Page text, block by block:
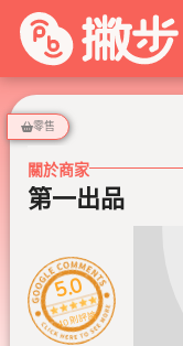
零售
關於商家
第一出品
5.0
40 則評論